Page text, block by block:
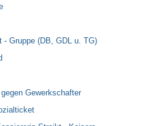
- Gruppe (DB, GDL u. TG)
Gewerkschafter